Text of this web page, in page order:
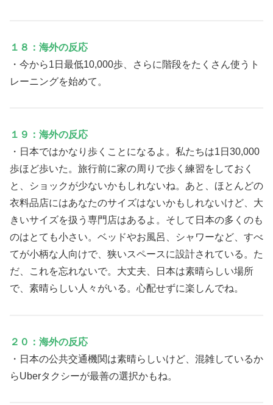
１８：海外の反応
・今から1日最低10,000歩、さらに階段をたくさん使うト
レーニングを始めて。
１９：海外の反応
・日本ではかなり歩くことになるよ。私たちは1日30,000
歩ほど歩いた。旅行前に家の周りで歩く練習をしておく
と、ショックが少ないかもしれないね。あと、ほとんどの
衣料品店にはあなたのサイズはないかもしれないけど、大
きいサイズを扱う専門店はあるよ。そして日本の多くのも
のはとても小さい。ベッドやお風呂、シャワーなど、すべ
てが小柄な人向けで、狭いスペースに設計されている。た
だ、これを忘れないで。大丈夫、日本は素晴らしい場所
で、素晴らしい人々がいる。心配せずに楽しんでね。
２０：海外の反応
・日本の公共交通機関は素晴らしいけど、混雑しているか
らUberタクシーが最善の選択かもね。